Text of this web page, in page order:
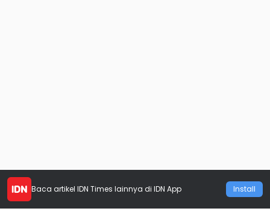
Baca artikel IDN Times lainnya di IDN App Install